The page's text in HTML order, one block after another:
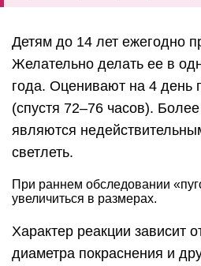
Детям до 14 лет ежегодно
Желательно делать ее в
года. Оценивают на 4 день
(спустя 72–76 часов).
являются
светлеть.
При раннем обследовании
увеличиться в размерах.
Характер реакции зависит
диаметра покраснения и